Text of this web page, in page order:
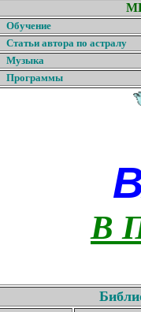
Обучение
Статьи автора по астралу
Музыка
Программы
В